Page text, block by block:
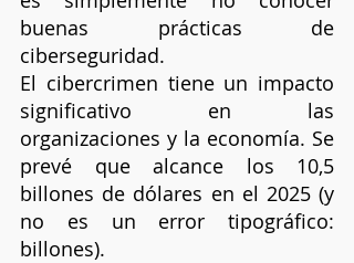
buenas prácticas de
ciberseguridad.
El cibercrimen tiene un impacto
significativo en las
organizaciones y la economía. Se
prevé que alcance los 10,5
billones de dólares en el 2025 (y
no es un error tipográfico:
billones).